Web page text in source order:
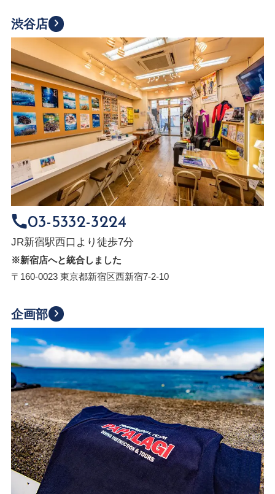
渋谷店
03-5332-3224
JR新宿駅西口より徒歩7分
※新宿店へと統合しました
〒160-0023 東京都新宿区西新宿7-2-10
企画部